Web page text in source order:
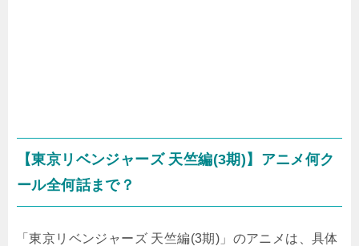
【東京リベンジャーズ 天竺編(3期)】アニメ何ク
ール全何話まで？
「東京リベンジャーズ 天竺編(3期)」のアニメは、具体